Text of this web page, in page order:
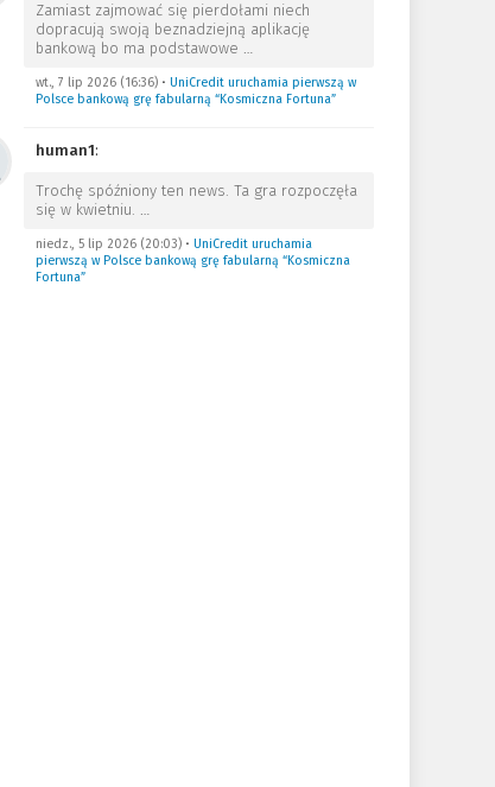
Zamiast zajmować się pierdołami niech
dopracują swoją beznadziejną aplikację
bankową bo ma podstawowe …
wt., 7 lip 2026 (16:36)• UniCredit uruchamia pierwszą w
Polsce bankową grę fabularną “Kosmiczna Fortuna”
human1:
Trochę spóźniony ten news. Ta gra rozpoczęła
się w kwietniu. …
niedz., 5 lip 2026 (20:03)• UniCredit uruchamia
pierwszą w Polsce bankową grę fabularną “Kosmiczna
Fortuna”